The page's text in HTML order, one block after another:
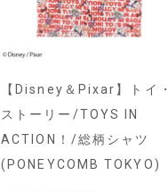
【Disney＆Pixar】トイ・
ストーリー/TOYS IN
ACTION！/総柄シャツ
(PONEYCOMB TOKYO)